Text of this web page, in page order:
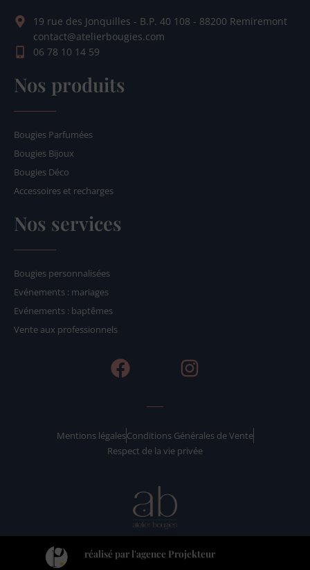
19 rue des Jonquilles - B.P. 40 108 - 88200 Remiremont
contact@atelierbougies.com
06 78 10 14 59
Nos produits
Bougies Parfumées
Bougies Bijoux
Bougies Déco
Accessoires et recharges
Nos services
Bougies personnalisées
Evénements : mariages
Evénements : baptêmes
Vente aux professionnels
F
a
b
o
I
n
a
g
Mentions légalesConditions Générales de Vente
Respect de la vie privée
réalisé par l'agence Projekteur